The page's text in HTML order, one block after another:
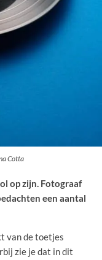
Cotta
op zijn. Fotograaf
een aantal
van de toetjes
zie je dat in dit